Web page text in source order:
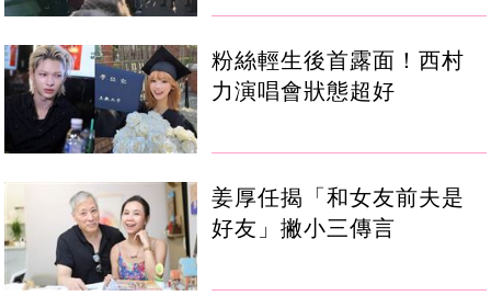
粉絲輕生後首露面！西村
力演唱會狀態超好
姜厚任揭「和女友前夫是
好友」撇小三傳言